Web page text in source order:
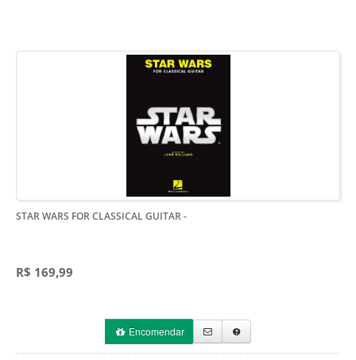
STAR WARS FOR CLASSICAL GUITAR-
R$ 169,99
Encomendar